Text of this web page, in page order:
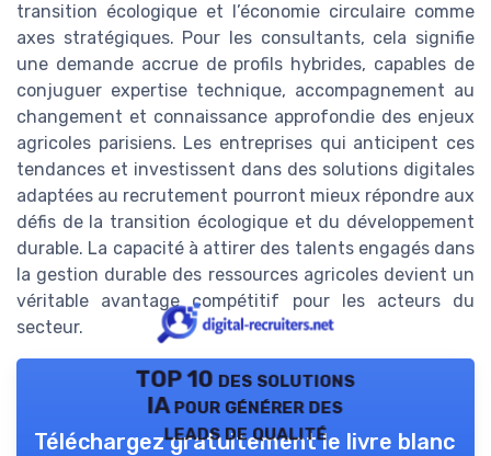
transition écologique et l’économie circulaire comme
axes stratégiques. Pour les consultants, cela signifie
une demande accrue de profils hybrides, capables de
conjuguer expertise technique, accompagnement au
changement et connaissance approfondie des enjeux
agricoles parisiens. Les entreprises qui anticipent ces
tendances et investissent dans des solutions digitales
adaptées au recrutement pourront mieux répondre aux
défis de la transition écologique et du développement
durable. La capacité à attirer des talents engagés dans
la gestion durable des ressources agricoles devient un
véritable avantage compétitif pour les acteurs du
secteur.
TOP 10 des solutions
IA pour générer des
leads de qualité
Téléchargez gratuitement le livre blanc